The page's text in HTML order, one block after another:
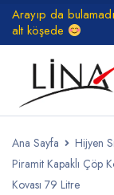
Arayıp da
alt köşede
Ana Sayfa Hijyen
Piramit Kapaklı Çöp
Kovası 79 Litre